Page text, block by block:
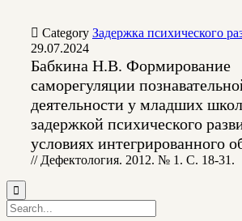
 Category Задержка психического
29.07.2024
Бабкина Н.В. Формирование
саморегуляции
деятельности у младших
задержкой психического
условиях интегрированного
// Дефектология. 2012. № 1. С. 18-31.
